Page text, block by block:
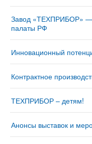
Завод «ТЕХПРИБОР» —
палаты РФ
Инновационный
Контрактное
ТЕХПРИБОР – детям!
Анонсы выставок и